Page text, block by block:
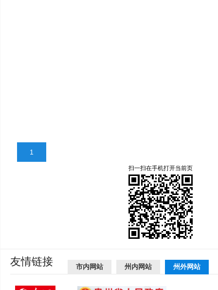
1
扫一扫在手机打开当前页
友情链接 市内网站 州内网站 州外网站